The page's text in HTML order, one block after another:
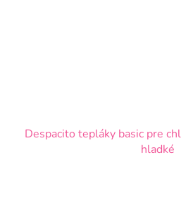
Despacito tepláky basic pre
hladké